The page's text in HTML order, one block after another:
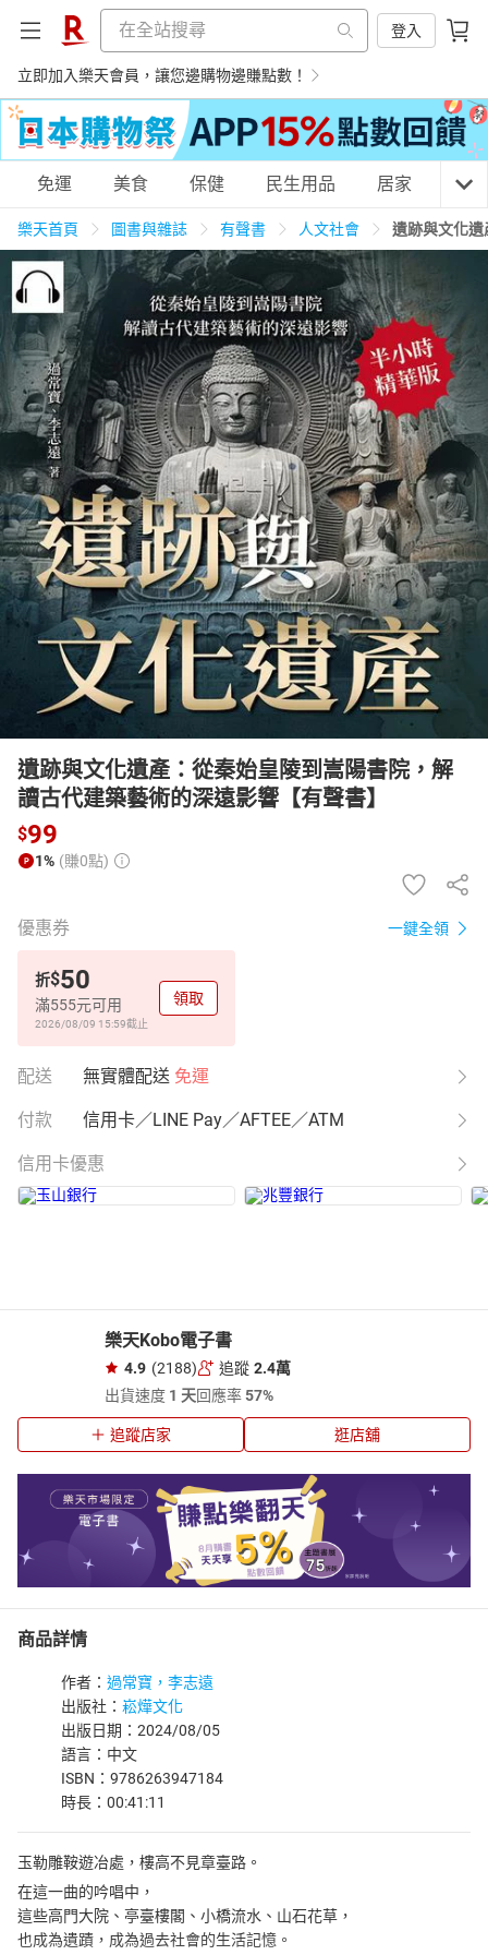
登入
立即加入樂天會員，讓您邊購物邊賺點數！
購物網分類
天天免運 美食蛋糕 養生保健 民生用品
居家生活 3C家電 運動休閒 親子玩具
女裝 男裝 化妝保養 情趣用品
日本購物 電子/紙本書
HOT
免運 美食 保健 民生用品 居家 3C
樂天首頁 圖書與雜誌 有聲書 人文社會 遺跡與文化
遺跡與文化遺產：從秦始皇陵到嵩陽書院，解
讀古代建築藝術的深遠影響【有聲書】
$99
1% (賺0點)
優惠券 一鍵全領
折$50
滿555元可用
2026/08/09 15:59截止
領取
配送 無實體配送 免運
付款 信用卡／LINE Pay／AFTEE／ATM
信用卡優惠
樂天Kobo電子書
4.9 (2188) 追蹤 2.4萬
出貨速度 1 天回應率57%
追蹤店家 逛店舖
商品詳情
作者： 過常寶，李志遠
出版社： 崧燁文化
出版日期：2024/08/05
語言：中文
ISBN：9786263947184
時長：00:41:11
玉勒雕鞍遊冶處，樓高不見章臺路。
在這一曲的吟唱中，
這些高門大院、亭臺樓閣、小橋流水、山石花草，
也成為遺蹟，成為過去社會的生活記憶。